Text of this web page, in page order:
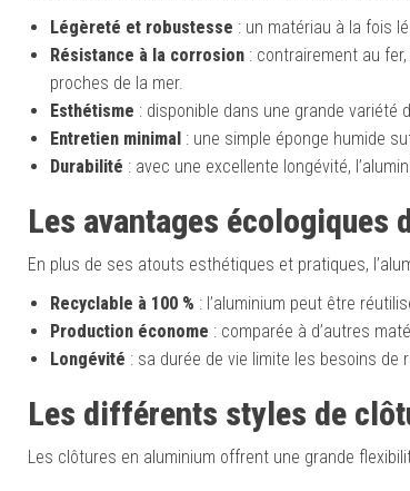
Légèreté et robustesse : un matériau à la fois
Résistance à la corrosion : contrairement au
proches de la mer.
Esthétisme : disponible dans une grande variété
Entretien minimal : une simple éponge humide
Durabilité : avec une excellente longévité,
Les avantages écologiques
En plus de ses atouts esthétiques et pratiques,
Recyclable à 100 % : l’aluminium peut être
Production économe : comparée à d’autres
Longévité : sa durée de vie limite les besoins
Les différents styles de
Les clôtures en aluminium offrent une grande